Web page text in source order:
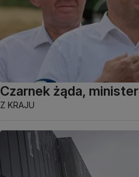
Czarnek żąda,
Z KRAJU